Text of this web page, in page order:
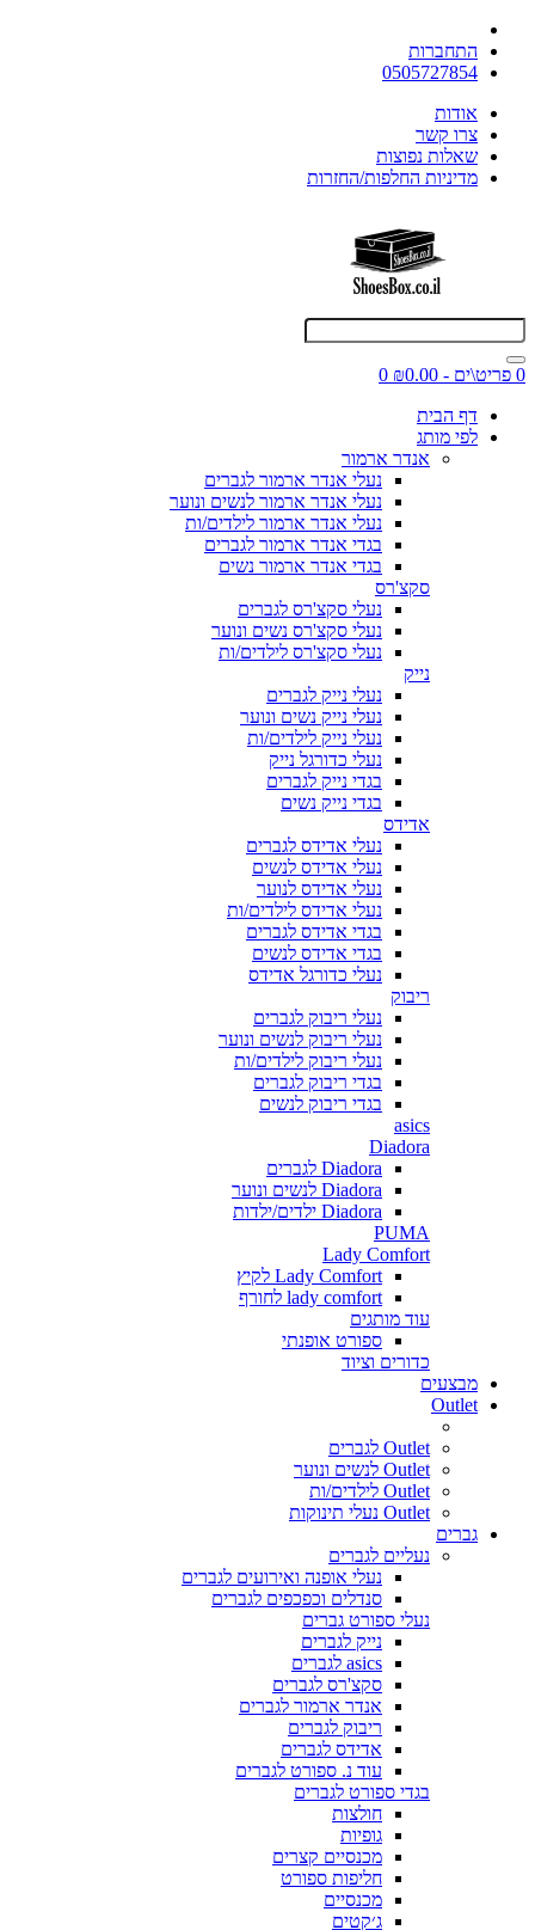
התחברות
0505727854
אודות
צרו קשר
שאלות נפוצות
מדיניות החלפות/החזרות
0 פריט\ים - ₪0.00
0
דף הבית
לפי מותג
אנדר ארמור
נעלי אנדר ארמור לגברים
נעלי אנדר ארמור לנשים ונוער
נעלי אנדר ארמור לילדים/ות
בגדי אנדר ארמור לגברים
בגדי אנדר ארמור נשים
סקצ'רס
נעלי סקצ'רס לגברים
נעלי סקצ'רס נשים ונוער
נעלי סקצ'רס לילדים/ות
נייק
נעלי נייק לגברים
נעלי נייק נשים ונוער
נעלי נייק לילדים/ות
נעלי כדורגל נייק
בגדי נייק לגברים
בגדי נייק נשים
אדידס
נעלי אדידס לגברים
נעלי אדידס לנשים
נעלי אדידס לנוער
נעלי אדידס לילדים/ות
בגדי אדידס לגברים
בגדי אדידס לנשים
נעלי כדורגל אדידס
ריבוק
נעלי ריבוק לגברים
נעלי ריבוק לנשים ונוער
נעלי ריבוק לילדים/ות
בגדי ריבוק לגברים
בגדי ריבוק לנשים
asics
Diadora
Diadora לגברים
Diadora לנשים ונוער
Diadora ילדים/ילדות
PUMA
Lady Comfort
Lady Comfort לקיץ
lady comfort לחורף
עוד מותגים
ספורט אופנתי
כדורים וציוד
מבצעים
Outlet
Outlet לגברים
Outlet לנשים ונוער
Outlet לילדים/ות
Outlet נעלי תינוקות
גברים
נעליים לגברים
נעלי אופנה ואירועים לגברים
סנדלים וכפכפים לגברים
נעלי ספורט גברים
נייק לגברים
asics לגברים
סקצ'רס לגברים
אנדר ארמור לגברים
ריבוק לגברים
אדידס לגברים
עוד נ. ספורט לגברים
בגדי ספורט לגברים
חולצות
גופיות
מכנסיים קצרים
חליפות ספורט
מכנסיים
ג׳קטים